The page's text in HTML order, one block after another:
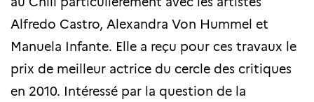
Alfredo Castro, Alexandra Von Hummel et
Manuela Infante. Elle a reçu pour ces travaux le
prix de meilleur actrice du cercle des critiques
en 2010. Intéressé par la question de la